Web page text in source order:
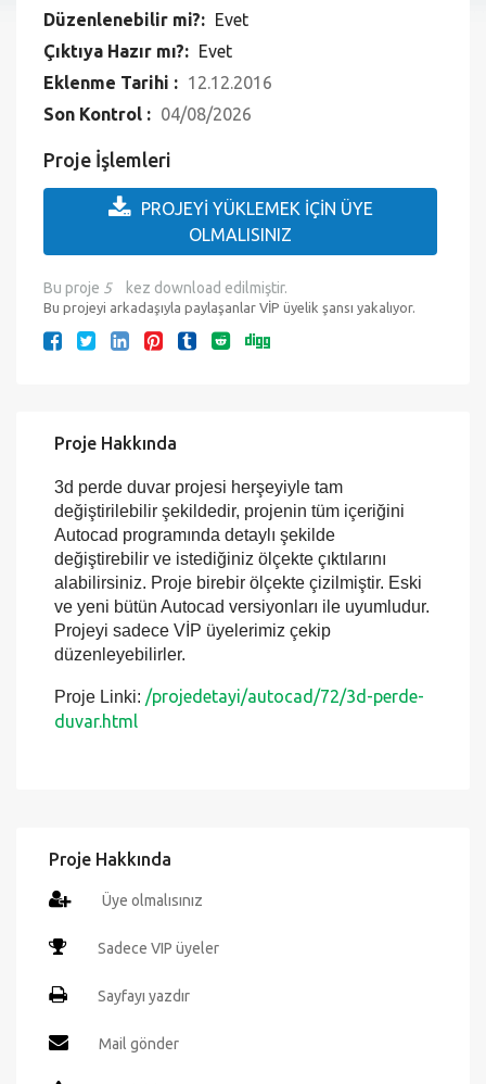
Türü:
dwg
Programı:
Autocad
Düzenlenebilir mi?: Evet
Çıktıya Hazır mı?: Evet
Son Kontrol : 04/08/2026
Proje İşlemleri
OLMALISINIZ
Bu proje kez download edilmiştir.
Proje Hakkında
3d perde duvar projesi herşeyiyle tam
değiştirilebilir şekildedir, projenin tüm içeriğini
Autocad programında detaylı şekilde
değiştirebilir ve istediğiniz ölçekte çıktılarını
alabilirsiniz. Proje birebir ölçekte çizilmiştir. Eski
ve yeni bütün Autocad versiyonları ile uyumludur.
Projeyi sadece VİP üyelerimiz çekip
düzenleyebilirler.
Proje Hakkında
Üye olmalısınız
Sadece VIP üyeler
Sayfayı yazdır